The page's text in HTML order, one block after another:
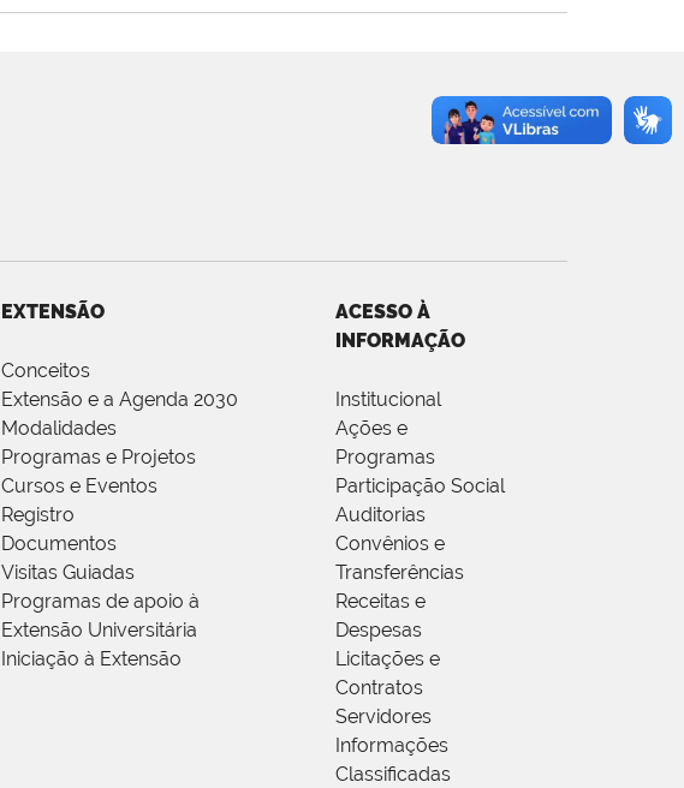
EXTENSÃO
Conceitos
Extensão e a Agenda 2030
Modalidades
Programas e Projetos
Cursos e Eventos
Registro
Documentos
Visitas Guiadas
Programas de apoio à
Extensão Universitária
Iniciação à Extensão
ACESSO À
INFORMAÇÃO
Institucional
Ações e
Programas
Participação Social
Auditorias
Convênios e
Transferências
Receitas e
Despesas
Licitações e
Contratos
Servidores
Informações
Classificadas